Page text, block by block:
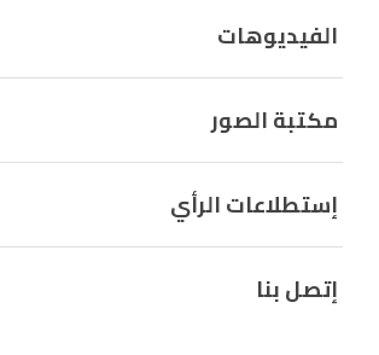
الفيديوهات
مكتبة الصور
إستطلاعات الرأي
إتصل بنا